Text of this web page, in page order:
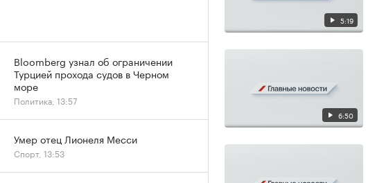
5:19
6:50
Bloomberg узнал об ограничении
Турцией прохода судов в Черном
море
Политика, 13:57
Умер отец Лионеля Месси
Спорт, 13:53